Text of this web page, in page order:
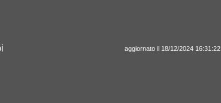
aggiornato il 18/12/2024 16:31:22